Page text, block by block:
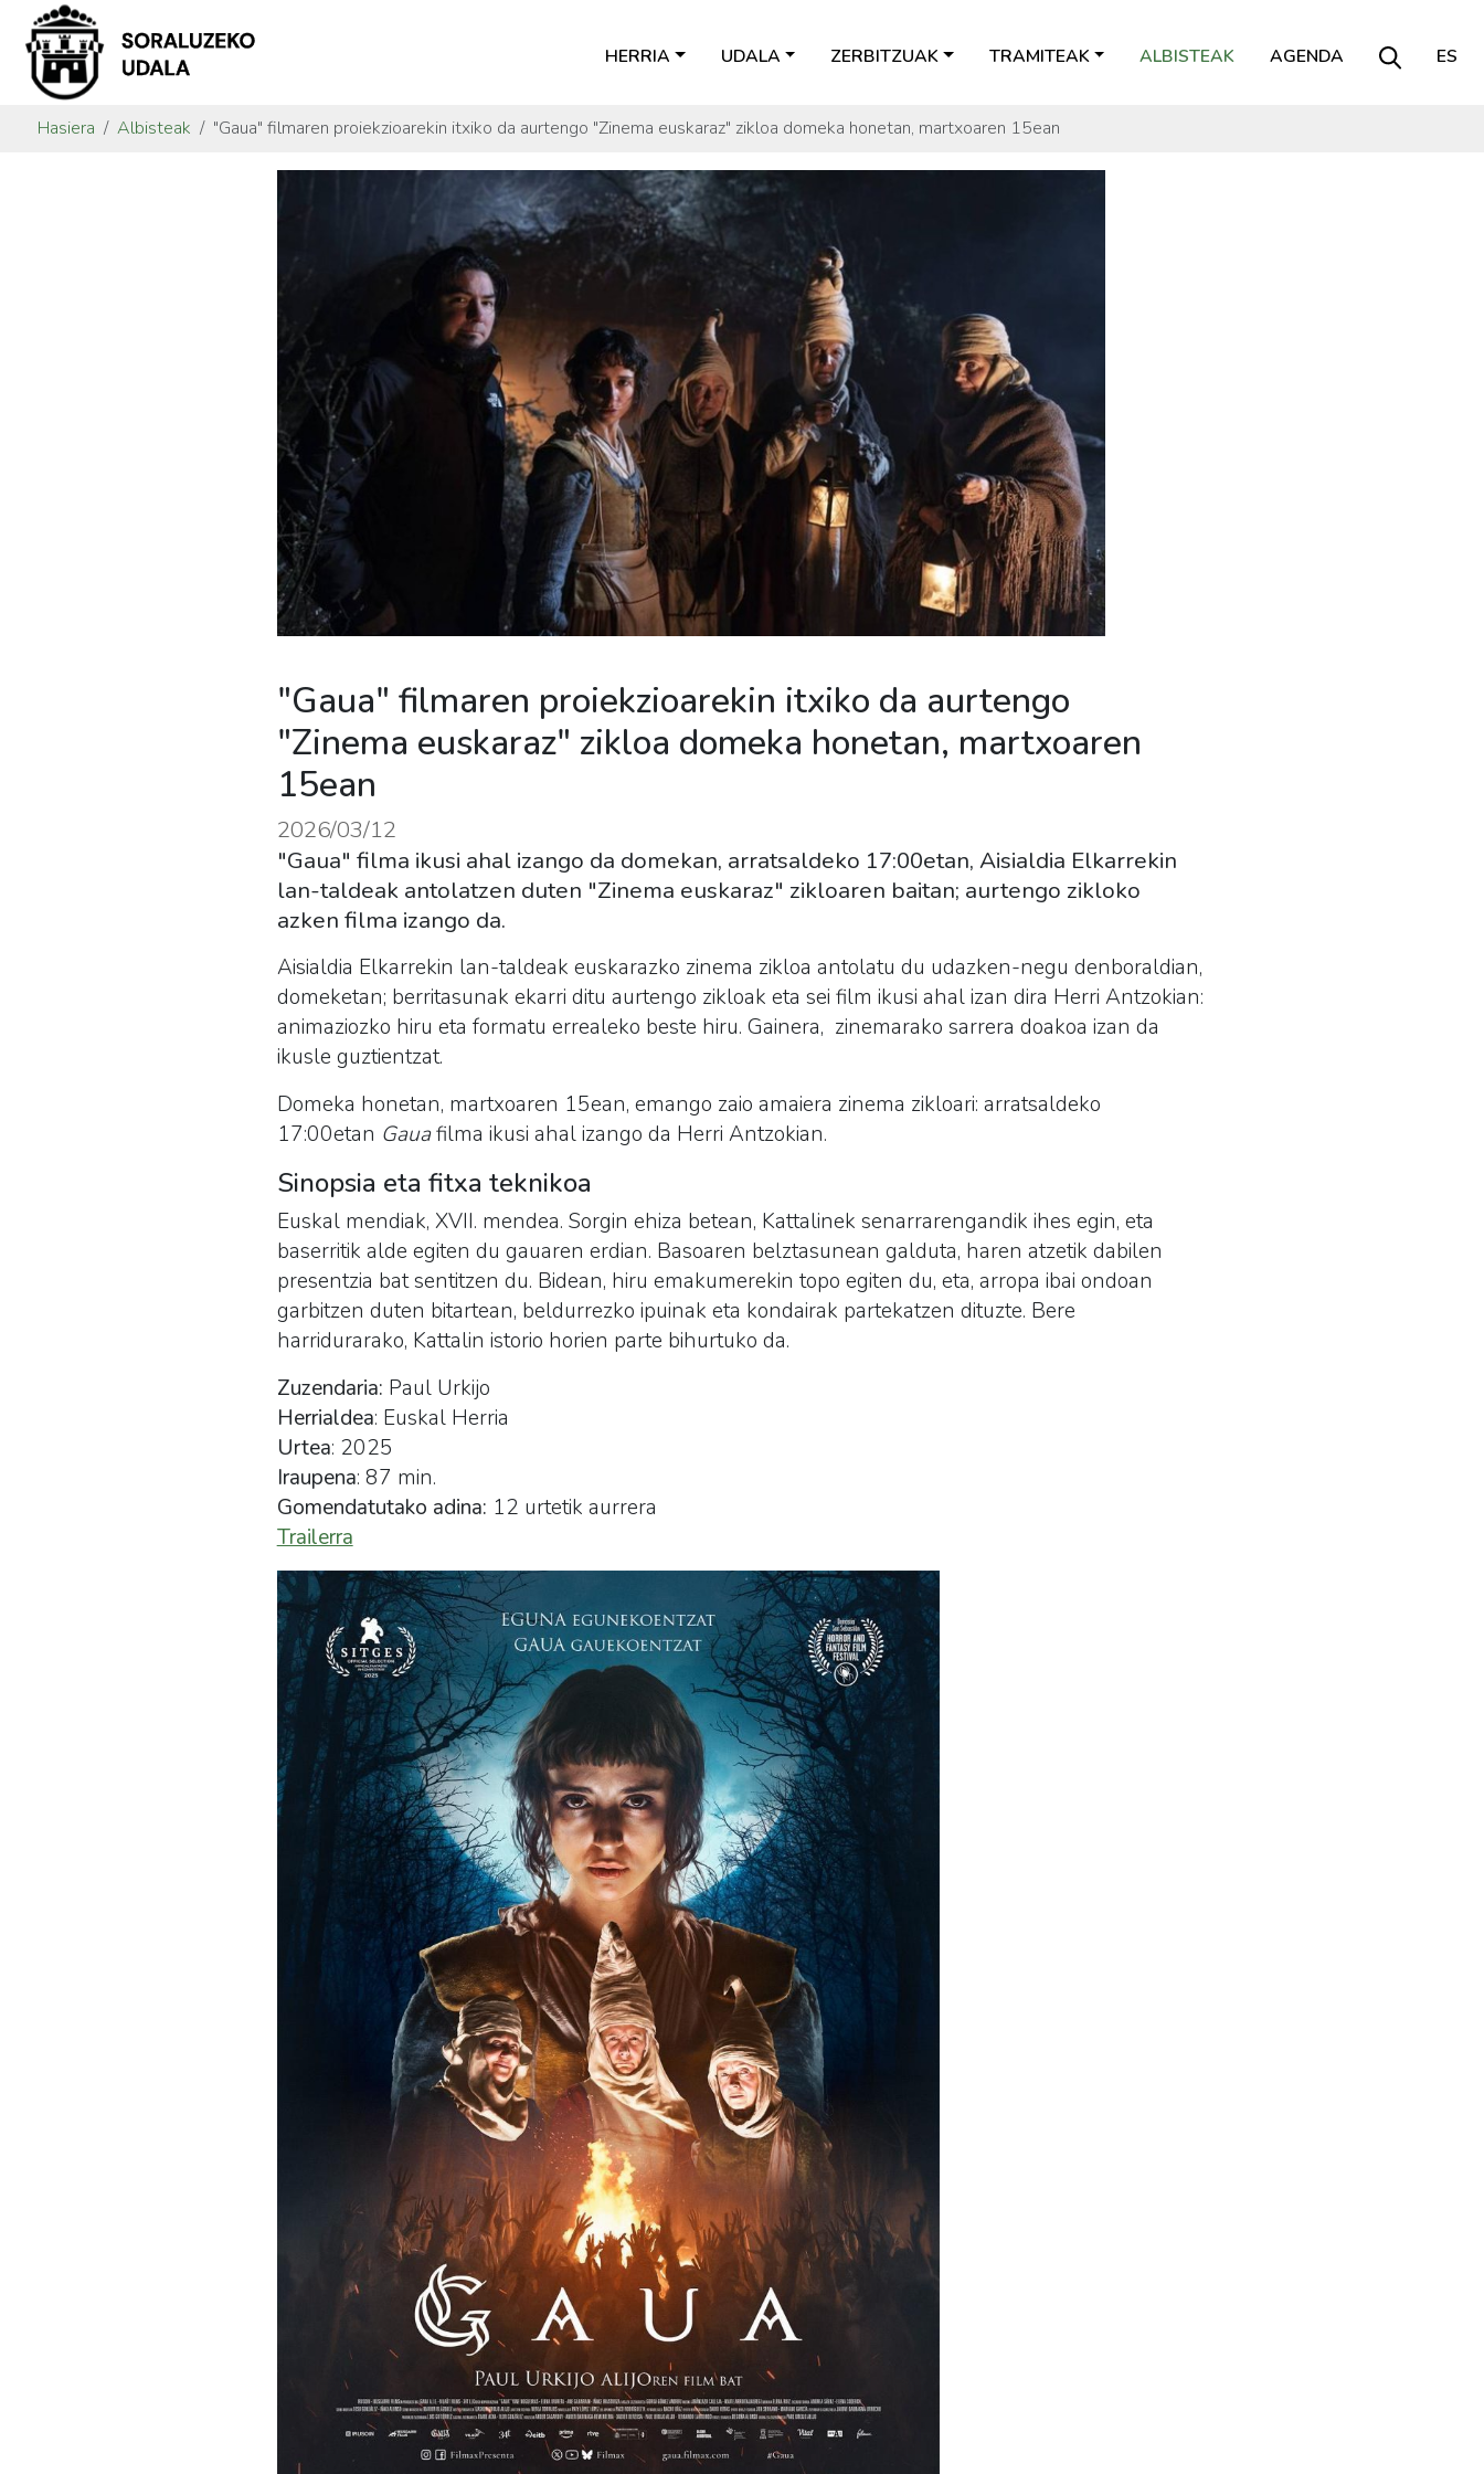
HERRIA UDALA ZERBITZUAK TRAMITEAK ALBISTEAK AGENDA ES
Hasiera Albisteak "Gaua" filmaren proiekzioarekin itxiko da aurtengo "Zinema euskaraz" zikloa domeka honetan, martxoaren 15ean
"Gaua" filmaren proiekzioarekin itxiko da aurtengo
"Zinema euskaraz" zikloa domeka honetan, martxoaren
15ean
2026/03/12
"Gaua" filma ikusi ahal izango da domekan, arratsaldeko 17:00etan, Aisialdia Elkarrekin
lan-taldeak antolatzen duten "Zinema euskaraz" zikloaren baitan; aurtengo zikloko
azken filma izango da.
Aisialdia Elkarrekin lan-taldeak euskarazko zinema zikloa antolatu du udazken-negu denboraldian,
domeketan; berritasunak ekarri ditu aurtengo zikloak eta sei film ikusi ahal izan dira Herri Antzokian:
animaziozko hiru eta formatu errealeko beste hiru. Gainera, zinemarako sarrera doakoa izan da
ikusle guztientzat.
Domeka honetan, martxoaren 15ean, emango zaio amaiera zinema zikloari: arratsaldeko
17:00etan Gaua filma ikusi ahal izango da Herri Antzokian.
Sinopsia eta fitxa teknikoa
Euskal mendiak, XVII. mendea. Sorgin ehiza betean, Kattalinek senarrarengandik ihes egin, eta
baserritik alde egiten du gauaren erdian. Basoaren belztasunean galduta, haren atzetik dabilen
presentzia bat sentitzen du. Bidean, hiru emakumerekin topo egiten du, eta, arropa ibai ondoan
garbitzen duten bitartean, beldurrezko ipuinak eta kondairak partekatzen dituzte. Bere
harridurarako, Kattalin istorio horien parte bihurtuko da.
Zuzendaria: Paul Urkijo
Herrialdea: Euskal Herria
Urtea: 2025
Iraupena: 87 min.
Gomendatutako adina: 12 urtetik aurrera
Trailerra